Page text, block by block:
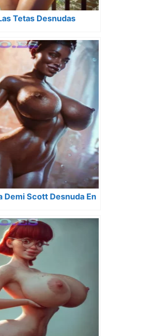
Tetas Desnudas
Demi Scott Desnuda En